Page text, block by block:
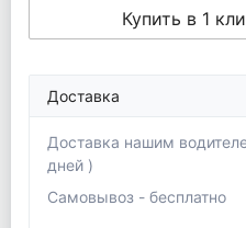
Купить в 1
Доставка
Доставка нашим
дней )
Самовывоз - бесплатно